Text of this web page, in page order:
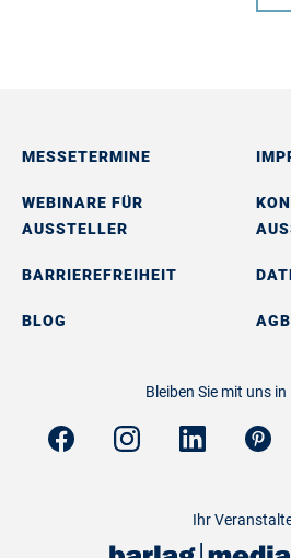
MESSETERMINE
WEBINARE FÜR
AUSSTELLER
BARRIEREFREIHEIT
BLOG AGB
Bleiben Sie mit uns
Ihr